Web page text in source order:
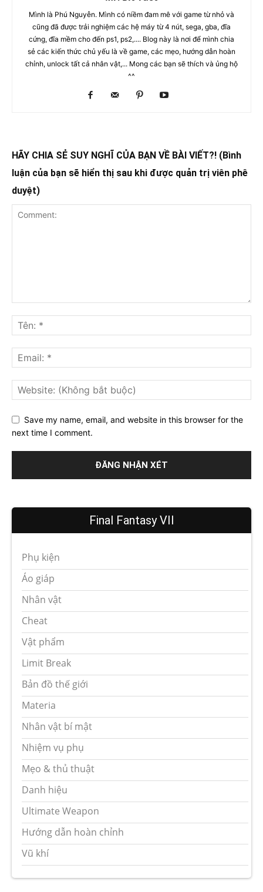
Mình là Phú Nguyễn. Mình có niềm đam mê với game từ nhỏ và
cũng đã được trải nghiệm các hệ máy từ 4 nút, sega, gba, đĩa
cứng, đĩa mềm cho đến ps1, ps2,.... Blog này là nơi để mình chia
sẻ các kiến thức chủ yếu là về game, các mẹo, hướng dẫn hoàn
chỉnh, unlock tất cả nhân vật,... Mong các bạn sẽ thích và ủng hộ
^^
HÃY CHIA SẺ SUY NGHĨ CỦA BẠN VỀ BÀI VIẾT?! (Bình
luận của bạn sẽ hiển thị sau khi được quản trị viên phê
duyệt)
Save my name, email, and website in this browser for the
next time I comment.
Final Fantasy VII
Phụ kiện
Áo giáp
Nhân vật
Cheat
Vật phẩm
Limit Break
Bản đồ thế giới
Materia
Nhân vật bí mật
Nhiệm vụ phụ
Mẹo & thủ thuật
Danh hiệu
Ultimate Weapon
Hướng dẫn hoàn chỉnh
Vũ khí